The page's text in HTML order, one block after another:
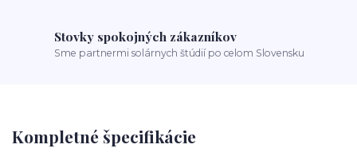
Stovky spokojných zákazníkov
Sme partnermi solárnych štúdií po celom Slovensku
Kompletné špecifikácie